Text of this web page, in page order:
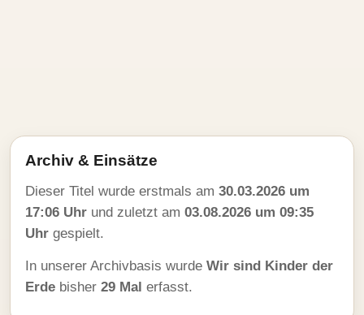
Archiv & Einsätze
Dieser Titel wurde erstmals am 30.03.2026 um
17:06 Uhr und zuletzt am 03.08.2026 um 09:35
Uhr gespielt.
In unserer Archivbasis wurde Wir sind Kinder der
Erde bisher 29 Mal erfasst.